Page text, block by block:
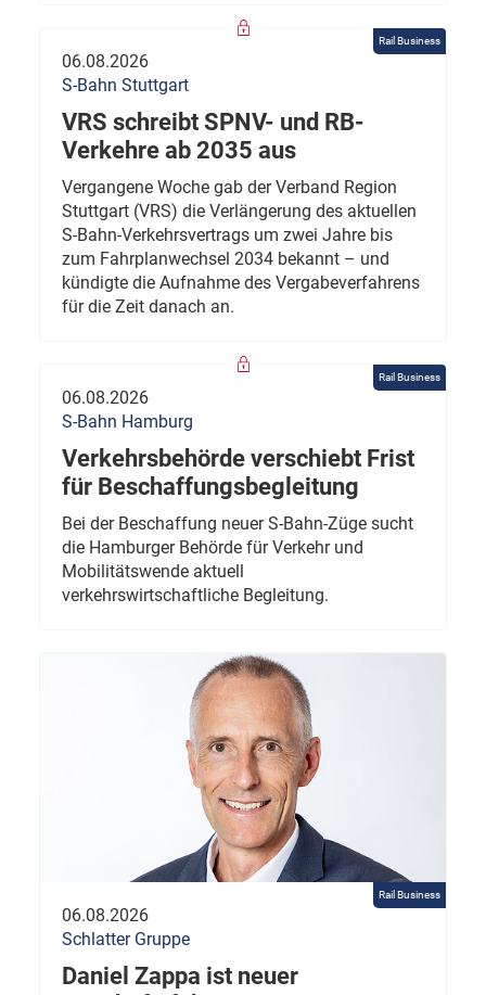
Rail Business
06.08.2026
S-Bahn Stuttgart
VRS schreibt SPNV- und RB-
Verkehre ab 2035 aus
Vergangene Woche gab der Verband Region
Stuttgart (VRS) die Verlängerung des aktuellen
S-Bahn-Verkehrsvertrags um zwei Jahre bis
zum Fahrplanwechsel 2034 bekannt – und
kündigte die Aufnahme des Vergabeverfahrens
für die Zeit danach an.
Rail Business
06.08.2026
S-Bahn Hamburg
Verkehrsbehörde verschiebt Frist
für Beschaffungsbegleitung
Bei der Beschaffung neuer S-Bahn-Züge sucht
die Hamburger Behörde für Verkehr und
Mobilitätswende aktuell
verkehrswirtschaftliche Begleitung.
Rail Business
06.08.2026
Schlatter Gruppe
Daniel Zappa ist neuer